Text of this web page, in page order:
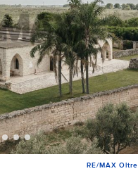
RE/MAX Oltre